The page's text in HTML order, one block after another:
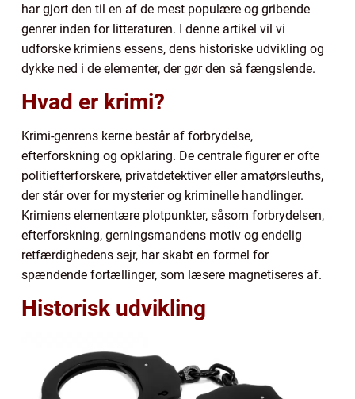
har gjort den til en af de mest populære og gribende
genrer inden for litteraturen. I denne artikel vil vi
udforske krimiens essens, dens historiske udvikling og
dykke ned i de elementer, der gør den så fængslende.
Hvad er krimi?
Krimi-genrens kerne består af forbrydelse,
efterforskning og opklaring. De centrale figurer er ofte
politiefterforskere, privatdetektiver eller amatørsleuths,
der står over for mysterier og kriminelle handlinger.
Krimiens elementære plotpunkter, såsom forbrydelsen,
efterforskning, gerningsmandens motiv og endelig
retfærdighedens sejr, har skabt en formel for
spændende fortællinger, som læsere magnetiseres af.
Historisk udvikling